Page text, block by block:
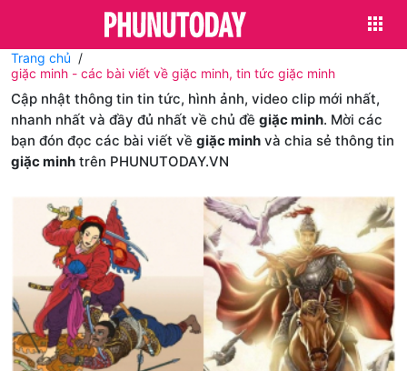
Trang chủ
giặc minh - các bài viết về giặc minh, tin tức giặc minh
Cập nhật thông tin tin tức, hình ảnh, video clip mới nhất,
nhanh nhất và đầy đủ nhất về chủ đề giặc minh. Mời các
bạn đón đọc các bài viết về giặc minh và chia sẻ thông tin
giặc minh trên PHUNUTODAY.VN